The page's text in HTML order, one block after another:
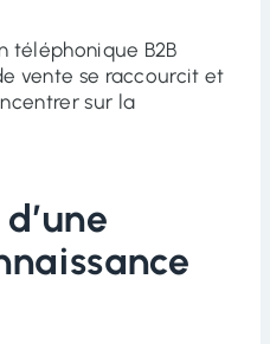
téléphonique B2B
vente se raccourcit et
sur la